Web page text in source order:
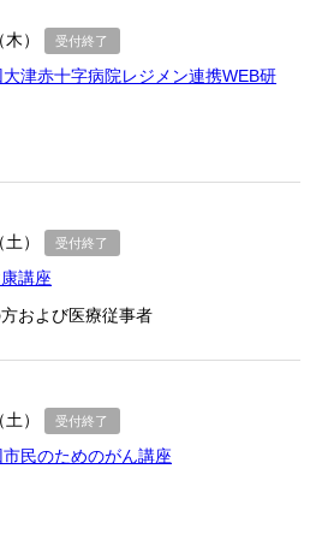
） 受付終了
津赤十字病院レジメン連携WEB研
） 受付終了
講座
および医療従事者
） 受付終了
民のためのがん講座